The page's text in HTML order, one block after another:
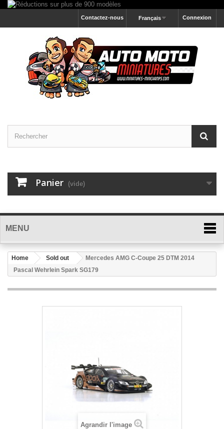
Connexion
Français
Contactez-nous
Panier (vide)
MENU
Home Sold out
Mercedes AMG C-Coupe 25 DTM 2014
Pascal Wehrlein Spark SG179
Agrandir l'image